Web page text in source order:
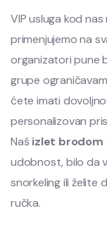
VIP usluga kod
primenjujemo na
organizatori pune
grupe
ćete imati
personalizovan
Našizlet brodom
udobnost, bilo da
snorkeling ili želite
ručka.